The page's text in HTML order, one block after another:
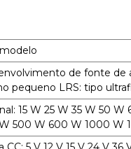
de fonte de
pequeno LRS: tipo
15 W 25 W 35 W 50
500 W 600 W 1000 W